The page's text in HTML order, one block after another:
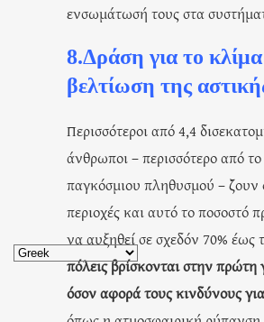
ενσωμάτωσή τους στα
8.Δράση για το
βελτίωση της
Περισσότεροι από 4,4
άνθρωποι – περισσότερο από το
παγκόσμιου πληθυσμού – ζουν
περιοχές και αυτό το ποσοστό
να αυξηθεί σε σχεδόν 70% έως
πόλεις βρίσκονται στην
όσον αφορά τους κινδύνους